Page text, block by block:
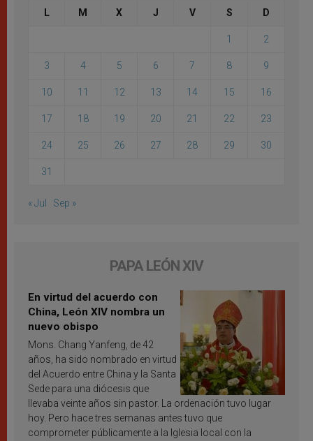
L M X J V S D
1 2
3 4 5 6 7 8 9
10 11 12 13 14 15 16
17 18 19 20 21 22 23
24 25 26 27 28 29 30
31
« Jul Sep »
PAPA LEÓN XIV
En virtud del acuerdo con
China, León XIV nombra un
nuevo obispo
Mons. Chang Yanfeng, de 42
años, ha sido nombrado en virtud
del Acuerdo entre China y la Santa
Sede para una diócesis que
llevaba veinte años sin pastor. La ordenación tuvo lugar
hoy. Pero hace tres semanas antes tuvo que
comprometer públicamente a la Iglesia local con la